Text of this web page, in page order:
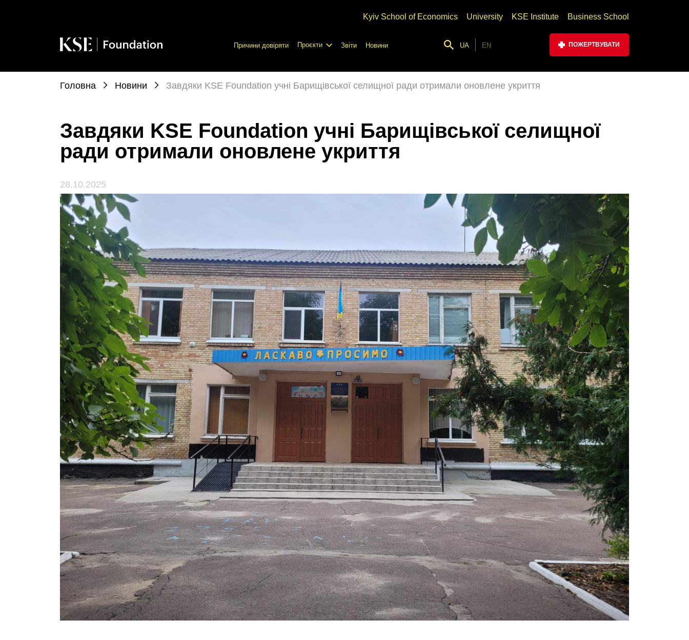
Kyiv School of Economics University KSE Institute Business School
Причини довіряти Проєкти Звіти Новини UA EN ПОЖЕРТВУВАТИ
Головна Новини Завдяки KSE Foundation учні Барищівської селищної ради отримали оновлене укриття
Завдяки KSE Foundation учні Барищівської селищної
ради отримали оновлене укриття
28.10.2025